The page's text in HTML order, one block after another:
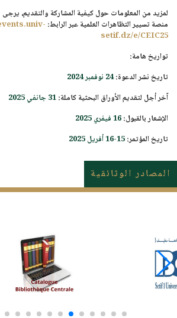
لمزيد من المعلومات حول كيفية المشاركة والتقديم،
منصة تسيير التظاهرات العلمية عبر الرابط:
setif.dz/e/CEIC25
تواريخ هامة:
تاريخ نشر الدعوة:24 نوفمبر 2024
آخر أجل لتقديم الأوراق البحثية كاملة:31 جانفي 2025
الإشعار بالقبول:16 فيفري 2025
تاريخ المؤتمر:15-16 أفريل 2025
المصادر الوثائقية